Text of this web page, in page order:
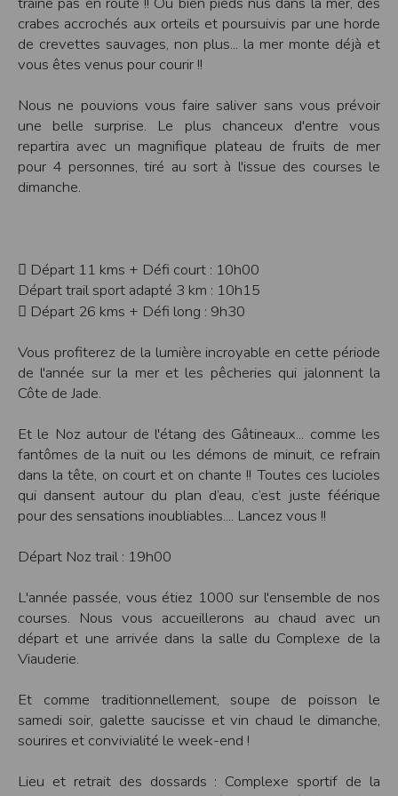
crabes accrochés aux orteils et poursuivis par une horde
de crevettes sauvages, non plus... la mer monte déjà et
vous êtes venus pour courir !!
Nous ne pouvions vous faire saliver sans vous prévoir
une belle surprise. Le plus chanceux d'entre vous
repartira avec un magnifique plateau de fruits de mer
pour 4 personnes, tiré au sort à l'issue des courses le
dimanche.
 Départ 11 kms + Défi court : 10h00
Départ trail sport adapté 3 km : 10h15
 Départ 26 kms + Défi long : 9h30
Vous profiterez de la lumière incroyable en cette période
de l'année sur la mer et les pêcheries qui jalonnent la
Côte de Jade.
Et le Noz autour de l'étang des Gâtineaux... comme les
fantômes de la nuit ou les démons de minuit, ce refrain
dans la tête, on court et on chante !! Toutes ces lucioles
qui dansent autour du plan d’eau, c’est juste féérique
pour des sensations inoubliables.... Lancez vous !!
Départ Noz trail : 19h00
L'année passée, vous étiez 1000 sur l'ensemble de nos
courses. Nous vous accueillerons au chaud avec un
départ et une arrivée dans la salle du Complexe de la
Viauderie.
Et comme traditionnellement, soupe de poisson le
samedi soir, galette saucisse et vin chaud le dimanche,
sourires et convivialité le week-end !
Lieu et retrait des dossards : Complexe sportif de la
Modification des conditions d’utilisation
L’EDITEUR se réserve la possibilité de modifier, à tout moment et sans préavis,
les présentes conditions d’utilisation afin de les adapter aux évolutions du site
et/ou de son exploitation.
Règles d'usage d'Internet
L’utilisateur déclare accepter les caractéristiques et les limites d’Internet, et
notamment reconnaît que :
L’EDITEUR n’assume aucune responsabilité sur les services accessibles par
Internet et n’exerce aucun contrôle de quelque forme que ce soit sur la nature et
les caractéristiques des données qui pourraient transiter par l’intermédiaire de
son centre serveur.
L’utilisateur reconnaît que les données circulant sur Internet ne sont pas
L’utilisateur est seul responsable de l’usage des données qu’il consulte, interroge
et transfère sur Internet.
L’utilisateur reconnaît que l’EDITEUR ne dispose d’aucun moyen de contrôle sur
le contenu des services accessibles sur Internet
L'éditeur informe que les utilisateurs du site internet www.timepulse.run
peuvent recevoir des offres les invitant à participer à des épreuves inscrites au
calendrier du site.
Les données sont hébergées par l'hébergeur suivant
:https://www.ovh.com/fr/protection-donnees-personnelles/gdpr.xml
Toutes les communications entre votre navigateur et nos serveurs utilisent le
protocole HTTPS qui crypte les données avant qu’elles ne transitent sur le
réseau. Par ailleurs, les mots de passe ne sont pas stockés en clair dans notre
base de données mais sont cryptés en utilisant les dernières technologies de
sécurisation des mots de passe. Enfin, les communications entre nos différents
Paramétrer votre navigateur internet
Notez cependant que votre expérience sur notre site peut en être affectée comme
par exemple et sans être exhaustif, la perte de votre session membre lorsque
vous changez de page, l'impossibilité d'accéder à certaines pages ou encore la
perte de vos préférences sur certaines pages.
Afin de gérer les cookies au plus près de vos attentes nous vous invitons à
Internet Explorer
Sous l'ongletGénéral, sous Historique de navigation , cliquez surParamètres .
Cliquez sur le boutonAfficher les fichiers.
Allez dans l'ongletOutils du navigateurpuis sélectionnez le menuOptions
et cliquez sur